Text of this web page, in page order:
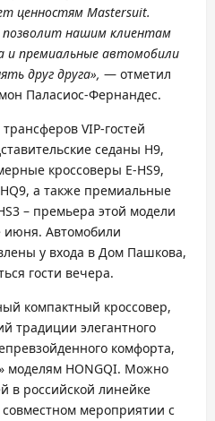
ценностям Mastersuit.
нашим клиентам
и премиальные автомобили
друг друга», — отметил
Паласиос-Фернандес.
VIP-гостей
седаны H9,
кроссоверы E-HS9,
а также премиальные
– премьера этой модели
июня. Автомобили
у входа в Дом Пашкова,
гости вечера.
компактный кроссовер,
традиции элегантного
комфорта,
моделям HONGQI. Можно
в российской линейке
мероприятии с